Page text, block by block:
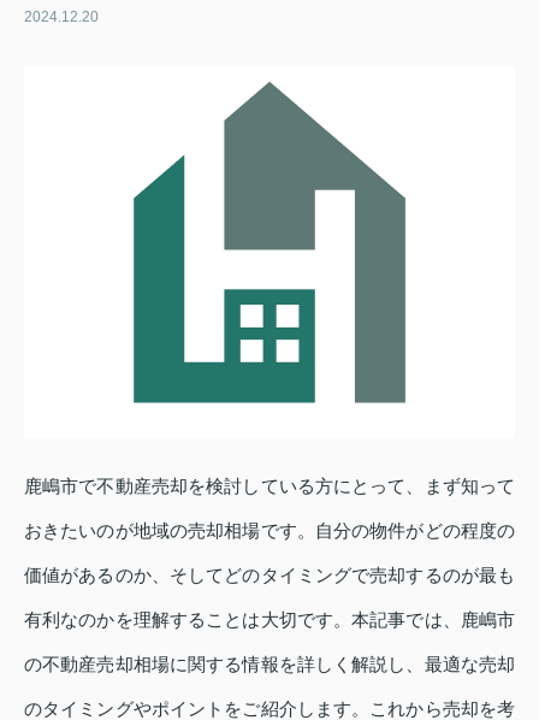
2024.12.20
鹿嶋市で不動産売却を検討している方にとって、まず知って
おきたいのが地域の売却相場です。自分の物件がどの程度の
価値があるのか、そしてどのタイミングで売却するのが最も
有利なのかを理解することは大切です。本記事では、鹿嶋市
の不動産売却相場に関する情報を詳しく解説し、最適な売却
のタイミングやポイントをご紹介します。これから売却を考